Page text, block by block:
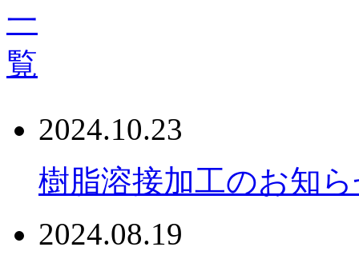
2024.10.23
樹脂溶接加工のお知
2024.08.19